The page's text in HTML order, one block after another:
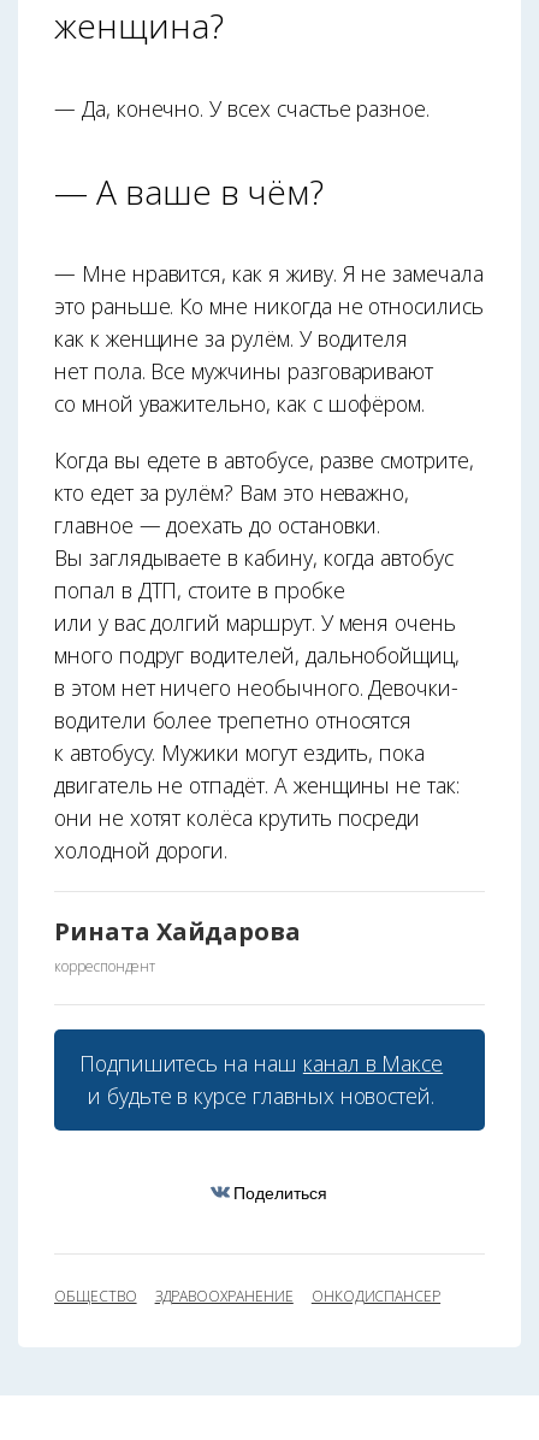
женщина?
— Да, конечно. У всех счастье разное.
— А ваше в чём?
— Мне нравится, как я живу. Я не замечала
это раньше. Ко мне никогда не относились
как к женщине за рулём. У водителя
нет пола. Все мужчины разговаривают
со мной уважительно, как с шофёром.
Когда вы едете в автобусе, разве смотрите,
кто едет за рулём? Вам это неважно,
главное — доехать до остановки.
Вы заглядываете в кабину, когда автобус
попал в ДТП, стоите в пробке
или у вас долгий маршрут. У меня очень
много подруг водителей, дальнобойщиц,
в этом нет ничего необычного. Девочки-
водители более трепетно относятся
к автобусу. Мужики могут ездить, пока
двигатель не отпадёт. А женщины не так:
они не хотят колёса крутить посреди
холодной дороги.
Рината Хайдарова
корреспондент
Подпишитесь на наш канал в Максе
и будьте в курсе главных новостей.
Поделиться
ОБЩЕСТВО ЗДРАВООХРАНЕНИЕ ОНКОДИСПАНСЕР